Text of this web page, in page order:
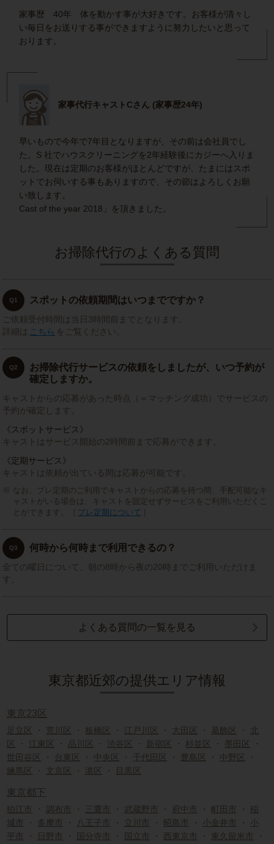
家事歴 40年 体を動かす事が大好きです。お客様が清々し
い毎日をお送りする事ができますように努力したいと思って
おります。
家事代行キャストCさん (家事歴24年)
早いもので今年で7年目となりますが、その前は会社員でし
た。S 社でハウスクリーニングを2年経験後にカジーへ入りま
した。現在は定期のお客様がほとんどですが、たまにはスポ
ットでお伺いする事もありますので、その節はよろしくお願
い致します。
Cast of the year 2018」を頂きました。
お掃除代行のよくある質問
Q1 スポットの依頼期間はいつまでですか？
ご依頼受付時間は当日3時間前までとなります。
詳細は こちら をご覧ください。
Q2
お掃除代行サービスの依頼をしましたが、いつ予約が
確定しますか。
キャストからの応募があった時点（＝マッチング成功）でサービスの
予約が確定します。
《スポットサービス》
キャストはサービス開始の2時間前まで応募ができます。
《定期サービス》
キャストは依頼が出ている間は応募が可能です。
なお、プレ定期のご利用でキャストからの応募を待つ間、手配可能なキ
ャストがいる場合は、キャストを固定せずサービスをご利用いただくこ
とができます。［ プレ定期について ］
Q3 何時から何時まで利用できるの？
全ての曜日について、朝の8時から夜の20時までご利用いただけま
す。
よくある質問の一覧を見る
東京都近郊の提供エリア情報
東京23区
足立区 ・ 荒川区 ・板橋区 ・ 江戸川区 ・ 大田区 ・ 葛飾区 ・ 北
区
・ 江東区 ・ 品川区 ・ 渋谷区 ・ 新宿区 ・杉並区 ・ 墨田区
・
世田谷区
・ 台東区 ・ 中央区 ・ 千代田区 ・ 豊島区 ・ 中野区
・
練馬区
・ 文京区 ・ 港区 ・ 目黒区
東京都下
狛江市 ・ 調布市 ・ 三鷹市 ・ 武蔵野市 ・ 府中市 ・ 町田市 ・ 稲
城市
・ 多摩市 ・ 八王子市 ・ 立川市 ・ 昭島市 ・ 小金井市 ・ 小
平市
・ 日野市 ・ 国分寺市 ・ 国立市 ・ 西東京市 ・ 東久留米市
・